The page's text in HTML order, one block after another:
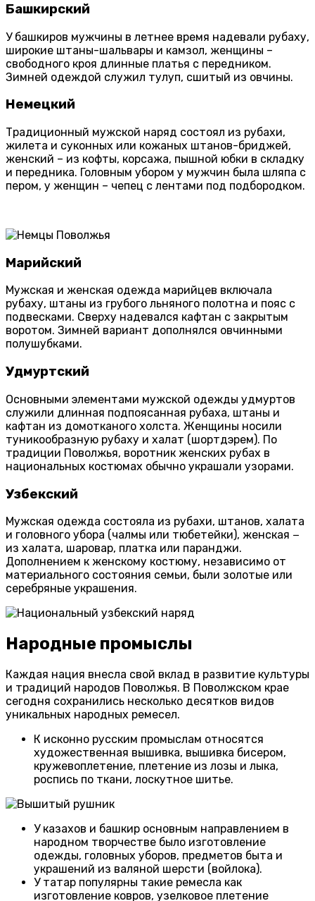
Башкирский
У башкиров мужчины в летнее время надевали рубаху,
широкие штаны-шальвары и камзол, женщины –
свободного кроя длинные платья с передником.
Зимней одеждой служил тулуп, сшитый из овчины.
Немецкий
Традиционный мужской наряд состоял из рубахи,
жилета и суконных или кожаных штанов-бриджей,
женский – из кофты, корсажа, пышной юбки в складку
и передника. Головным убором у мужчин была шляпа с
пером, у женщин – чепец с лентами под подбородком.
Марийский
Мужская и женская одежда марийцев включала
рубаху, штаны из грубого льняного полотна и пояс с
подвесками. Сверху надевался кафтан с закрытым
воротом. Зимней вариант дополнялся овчинными
полушубками.
Удмуртский
Основными элементами мужской одежды удмуртов
служили длинная подпоясанная рубаха, штаны и
кафтан из домотканого холста. Женщины носили
туникообразную рубаху и халат (шортдэрем). По
традиции Поволжья, воротник женских рубах в
национальных костюмах обычно украшали узорами.
Узбекский
Мужская одежда состояла из рубахи, штанов, халата
и головного убора (чалмы или тюбетейки), женская −
из халата, шаровар, платка или паранджи.
Дополнением к женскому костюму, независимо от
материального состояния семьи, были золотые или
серебряные украшения.
Народные промыслы
Каждая нация внесла свой вклад в развитие культуры
и традиций народов Поволжья. В Поволжском крае
сегодня сохранились несколько десятков видов
уникальных народных ремесел.
К исконно русским промыслам относятся
художественная вышивка, вышивка бисером,
кружевоплетение, плетение из лозы и лыка,
роспись по ткани, лоскутное шитье.
У казахов и башкир основным направлением в
народном творчестве было изготовление
одежды, головных уборов, предметов быта и
украшений из валяной шерсти (войлока).
У татар популярны такие ремесла как
изготовление ковров, узелковое плетение